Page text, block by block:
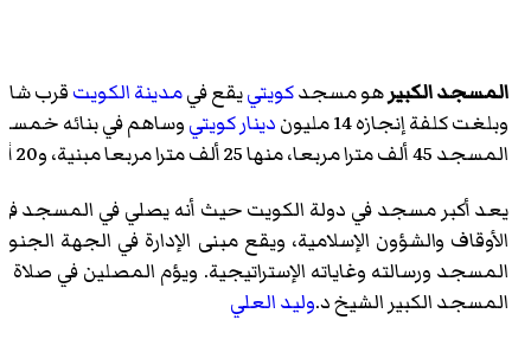
المسجد الكبيرهو مسجدكويتييقع فيمدينة الكويتقرب
وبلغت كلفة إنجازه 14 مليون
دينار كويتيوساهم في بنائه
المسجد 45 ألف مترا مربعا، منها 25 ألف مترا مربعا مبنية، و20 ألف مترا مربعا مكشوفة تشكل حدائق وممرات المسجد الخارجية.
يعد أكبر مسجد في دولة الكويت حيث أنه يصلي في المسجد في
الأوقاف والشؤون الإسلامية، ويقع مبنى الإدارة في
المسجد ورسالته وغاياته الإستراتيجية. ويؤم المصلين في صلاة
المسجد الكبير الشيخ د.وليد العلي